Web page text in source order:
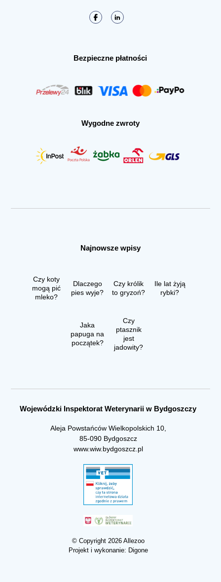
Bezpieczne płatności
Wygodne zwroty
Najnowsze wpisy
Czy koty
mogą pić
mleko?
Dlaczego
pies wyje?
Czy królik
to gryzoń?
Ile lat żyją
rybki?
Jaka
papuga na
początek?
Czy
ptasznik
jest
jadowity?
Wojewódzki Inspektorat Weterynarii w Bydgoszczy
Aleja Powstańców Wielkopolskich 10,
85-090 Bydgoszcz
www.wiw.bydgoszcz.pl
© Copyright 2026 Allezoo
Projekt i wykonanie: Digone